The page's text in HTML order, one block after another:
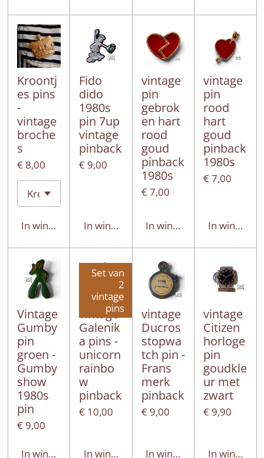
Kroontj
es pins
-
vintage
broche
s
€ 8,00
In winkelwagen
Fido
dido
1980s
pin 7up
vintage
pinback
€ 9,00
In winkelwagen
vintage
pin
gebrok
en hart
rood
goud
pinback
1980s
€ 7,00
In winkelwagen
vintage
pin
rood
hart
goud
pinback
1980s
€ 7,00
In
Vintage
Gumby
pin
groen -
Gumby
show
1980s
pin
€ 9,00
In winkelwagen
Set van
2
vintage
pins
vintage
Galenik
a pins -
unicorn
rainbo
w
pinback
€ 10,00
In winkelwagen
vintage
Ducros
stopwa
tch pin -
Frans
merk
pinback
€ 9,00
In winkelwagen
vintage
Citizen
horloge
pin
goudkle
ur met
zwart
€ 9,90
In